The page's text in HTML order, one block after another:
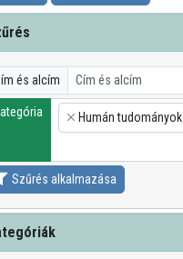
és alcím
×
Humán tudományok
Szűrés alkalmazása